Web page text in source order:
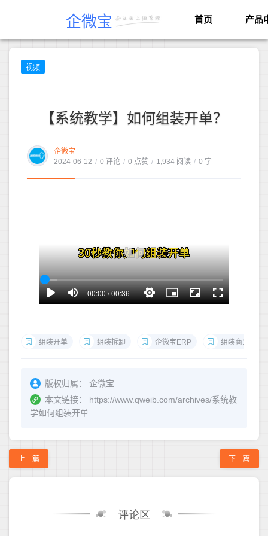
企微宝 首页 产品
视频
【系统教学】如何组装开单？
企微宝
2024-06-12 / 0 评论 / 0 点赞 / 1,934 阅读 / 0 字
组装开单 组装拆卸 企微宝ERP 组装商品
版权归属：
企微宝
本文链接：
https://www.qweib.com/archives/系统教
学如何组装开单
上一篇 下一篇
评论区